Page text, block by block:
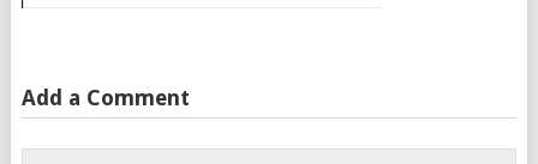
Add a Comment